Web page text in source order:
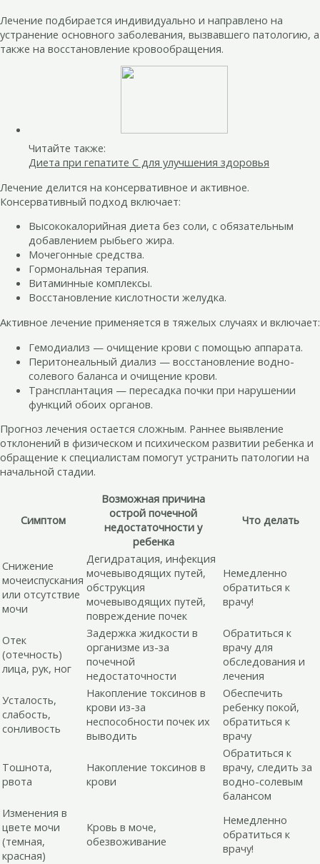
Лечение подбирается индивидуально и направлено на
устранение основного заболевания, вызвавшего патологию, а
также на восстановление кровообращения.
Читайте также:
Диета при гепатите С для улучшения здоровья
Лечение делится на консервативное и активное.
Консервативный подход включает:
Высококалорийная диета без соли, с обязательным
добавлением рыбьего жира.
Мочегонные средства.
Гормональная терапия.
Витаминные комплексы.
Восстановление кислотности желудка.
Активное лечение применяется в тяжелых случаях и включает:
Гемодиализ — очищение крови с помощью аппарата.
Перитонеальный диализ — восстановление водно-
солевого баланса и очищение крови.
Трансплантация — пересадка почки при нарушении
функций обоих органов.
Прогноз лечения остается сложным. Раннее выявление
отклонений в физическом и психическом развитии ребенка и
обращение к специалистам помогут устранить патологии на
начальной стадии.
Симптом
Возможная причина
острой почечной
недостаточности у
ребенка
Что делать
Снижение
мочеиспускания
или отсутствие
мочи
Дегидратация, инфекция
мочевыводящих путей,
обструкция
мочевыводящих путей,
повреждение почек
Немедленно
обратиться к
врачу!
Отек
(отечность)
лица, рук, ног
Задержка жидкости в
организме из-за
почечной
недостаточности
Обратиться к
врачу для
обследования и
лечения
Усталость,
слабость,
сонливость
Накопление токсинов в
крови из-за
неспособности почек их
выводить
Обеспечить
ребенку покой,
обратиться к
врачу
Тошнота,
рвота
Накопление токсинов в
крови
Обратиться к
врачу, следить за
водно-солевым
балансом
Изменения в
цвете мочи
(темная,
красная)
Кровь в моче,
обезвоживание
Немедленно
обратиться к
врачу!